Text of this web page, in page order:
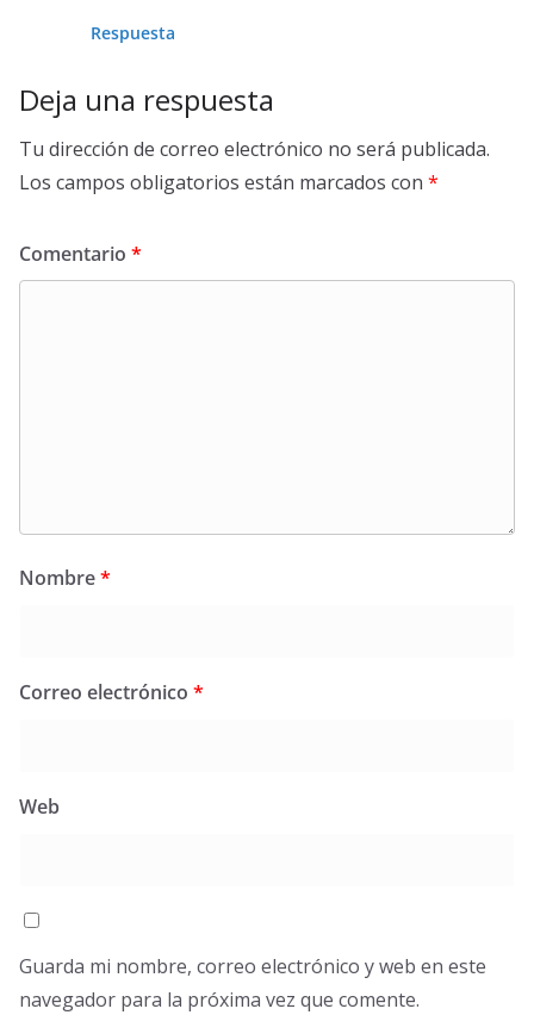
Respuesta
Deja una respuesta
Tu dirección de correo electrónico no será publicada.
Los campos obligatorios están marcados con *
Comentario *
Nombre*
Correo electrónico *
Web
Guarda mi nombre, correo electrónico y web en este
navegador para la próxima vez que comente.